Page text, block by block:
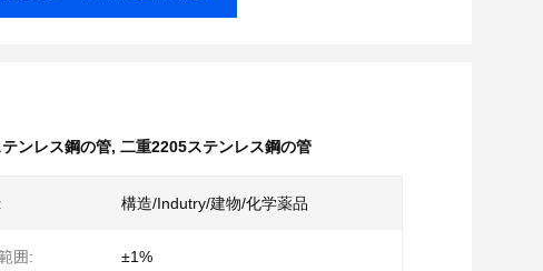
ンレス鋼の管, 二重2205ステンレス鋼の管
構造/Indutry/建物/化学薬品
囲: ±1%